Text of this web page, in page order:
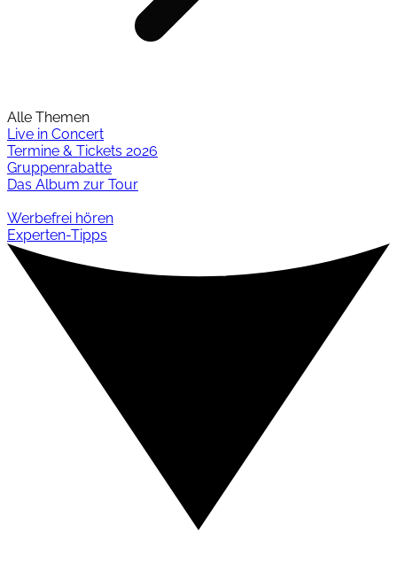
Alle Themen
Live in Concert
Termine & Tickets 2026
Gruppenrabatte
Das Album zur Tour
Werbefrei hören
Experten-Tipps